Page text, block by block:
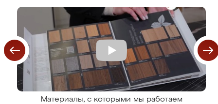
Материалы, с которыми мы работаем